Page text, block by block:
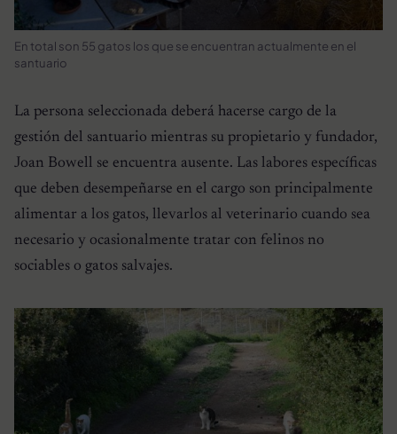
En total son 55 gatos los que se encuentran actualmente en el
santuario
La persona seleccionada deberá hacerse cargo de la
gestión del santuario mientras su propietario y fundador,
Joan Bowell se encuentra ausente. Las labores específicas
que deben desempeñarse en el cargo son principalmente
alimentar a los gatos, llevarlos al veterinario cuando sea
necesario y ocasionalmente tratar con felinos no
sociables o gatos salvajes.